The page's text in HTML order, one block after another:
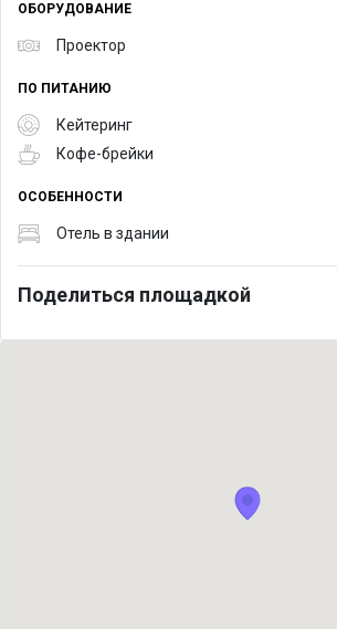
ОБОРУДОВАНИЕ
Проектор
ПО ПИТАНИЮ
Кейтеринг
Кофе-брейки
ОСОБЕННОСТИ
Отель в здании
Поделиться площадкой